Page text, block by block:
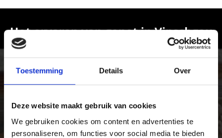
Toestemming Details Over
Deze website maakt gebruik van cookies
We gebruiken cookies om content en advertenties te
personaliseren, om functies voor social media te bieden
Het ervaren van genot in Vinschgau
Ervaar de rijkdom van de lokale specialiteiten in het
Vinschgau in Zuid-Tirol, het dal van fijnproevers en
genieters van pure levensmiddelen.